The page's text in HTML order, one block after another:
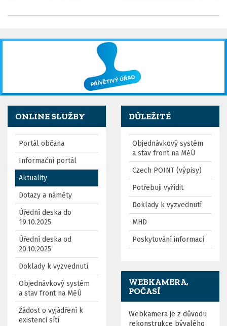
ONLINE SLUŽBY
Portál občana
Informační portál
Aktuality
Dotazy a náměty
Úřední deska do
19.10.2025
Úřední deska od
20.10.2025
Doklady k vyzvednutí
Objednávkový systém
a stav front na MěÚ
Žádost o vyjádření k
existenci sítí
DŮLEŽITÉ
Objednávkový systém
a stav front na MěÚ
Czech POINT (výpisy)
Potřebuji vyřídit
Doklady k vyzvednutí
MHD
Poskytování informací
WEBKAMERA,
POČASÍ
Webkamera je z důvodu
rekonstrukce bývalého